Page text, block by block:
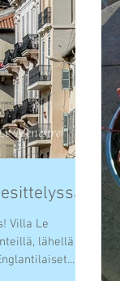
lähellä
vanhaa kaupunkia. Englantilaiset...